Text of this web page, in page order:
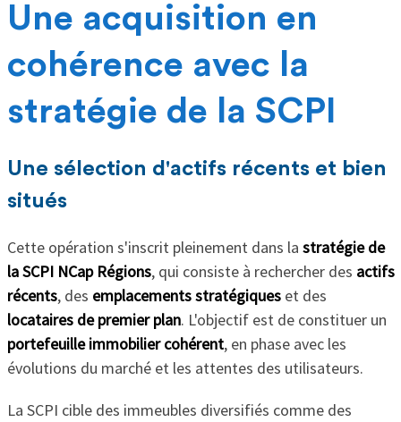
Une acquisition en
cohérence avec la
stratégie de la SCPI
Une sélection d'actifs récents et bien
situés
Cette opération s'inscrit pleinement dans la stratégie de
la SCPI NCap Régions, qui consiste à rechercher des actifs
récents, des emplacements stratégiqueset des
locataires de premier plan. L'objectif est de constituer un
portefeuille immobilier cohérent, en phase avec les
évolutions du marché et les attentes des utilisateurs.
La SCPI cible des immeubles diversifiés comme des